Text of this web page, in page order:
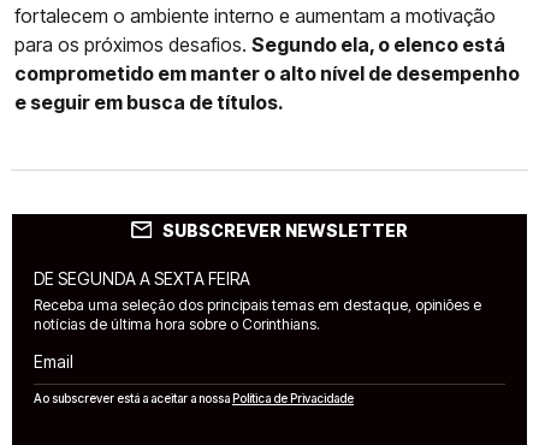
fortalecem o ambiente interno e aumentam a motivação
para os próximos desafios. Segundo ela, o elenco está
comprometido em manter o alto nível de desempenho
e seguir em busca de títulos.
SUBSCREVER NEWSLETTER
DE SEGUNDA A SEXTA FEIRA
Receba uma seleção dos principais temas em destaque, opiniões e
notícias de última hora sobre o Corinthians.
Email
Ao subscrever está a aceitar a nossaPolítica de Privacidade